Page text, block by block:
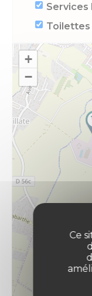
Services
Toilettes
+
−
Ce